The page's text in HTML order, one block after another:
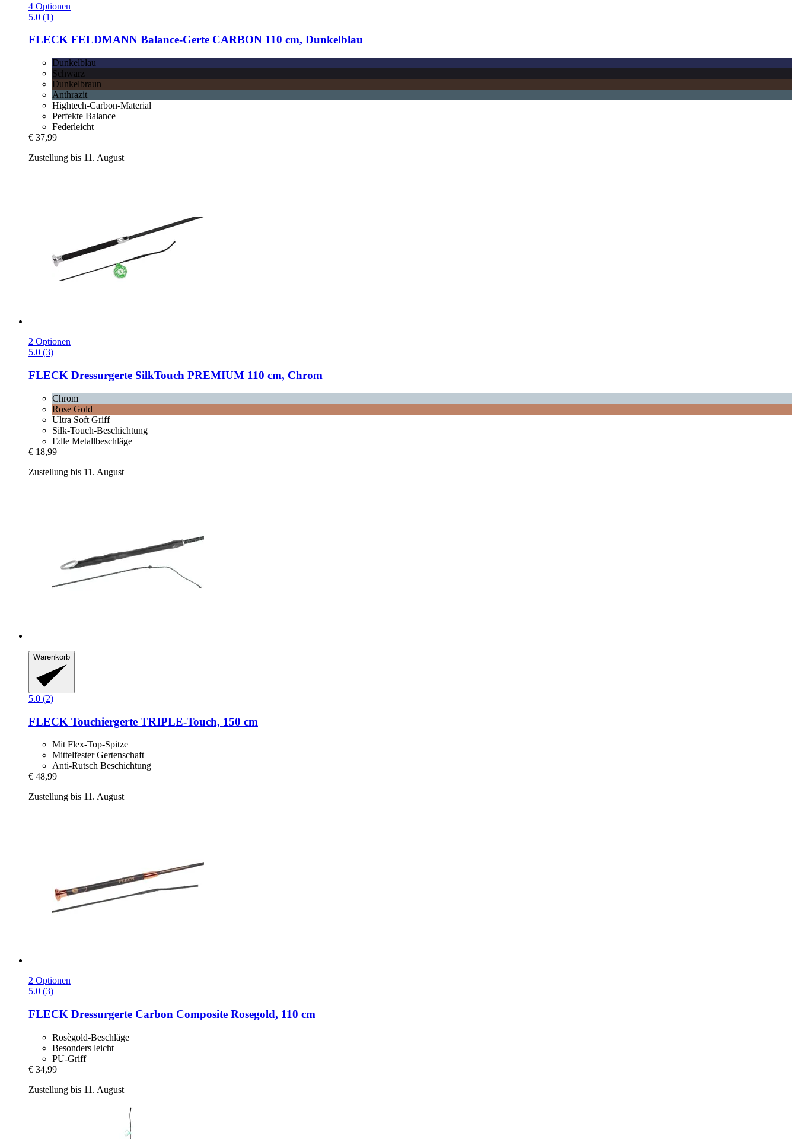
4 Optionen
5.0 (1)
FLECK FELDMANN Balance-​Gerte CARBON 110 cm, Dunkelblau
Dunkelblau
Schwarz
Dunkelbraun
Anthrazit
Hightech-Carbon-Material
Perfekte Balance
Federleicht
€ 37,99
Zustellung bis 11. August
2 Optionen
5.0 (3)
FLECK Dressurgerte SilkTouch PREMIUM 110 cm, Chrom
Chrom
Rose Gold
Ultra Soft Griff
Silk-Touch-Beschichtung
Edle Metallbeschläge
€ 18,99
Zustellung bis 11. August
Warenkorb
5.0 (2)
FLECK Touchiergerte TRIPLE-​Touch, 150 cm
Mit Flex-Top-Spitze
Mittelfester Gertenschaft
Anti-Rutsch Beschichtung
€ 48,99
Zustellung bis 11. August
2 Optionen
5.0 (3)
FLECK Dressurgerte Carbon Composite Rosegold, 110 cm
Rosègold-Beschläge
Besonders leicht
PU-Griff
€ 34,99
Zustellung bis 11. August